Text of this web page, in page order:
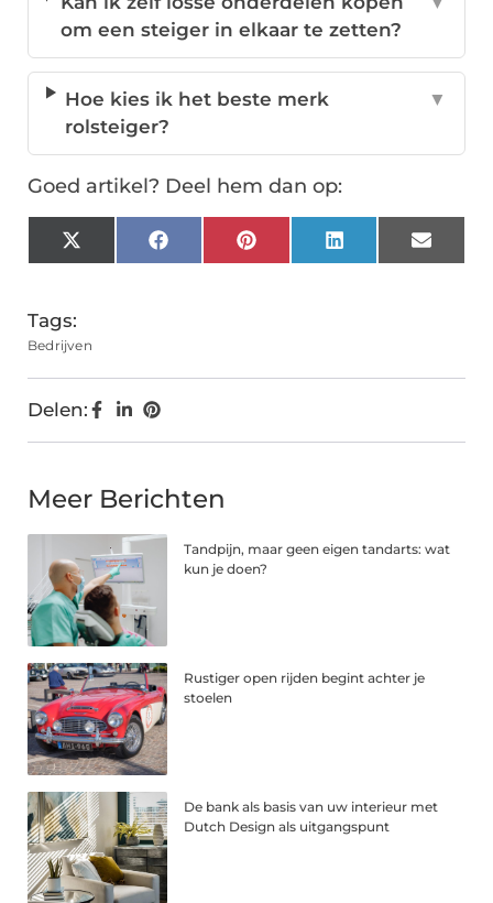
om een steiger in elkaar te zetten?
Hoe kies ik het beste merk
rolsteiger?
▼
Goed artikel? Deel hem dan op:
X
(Twitter)
FacebookPinterestLinkedInEmail
Tags:
Bedrijven
Delen:
Meer Berichten
Tandpijn, maar geen eigen tandarts: wat
kun je doen?
Rustiger open rijden begint achter je
stoelen
De bank als basis van uw interieur met
Dutch Design als uitgangspunt